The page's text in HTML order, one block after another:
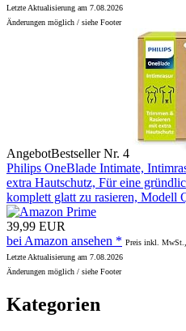
Letzte Aktualisierung am 7.08.2026
Änderungen möglich / siehe Footer
AngebotBestseller Nr. 4
Philips OneBlade Intimate,
extra Hautschutz, Für eine
komplett glatt zu rasieren, Modell
39,99 EUR
bei Amazon ansehen * Preis inkl. MwSt.,
Letzte Aktualisierung am 7.08.2026
Änderungen möglich / siehe Footer
Kategorien